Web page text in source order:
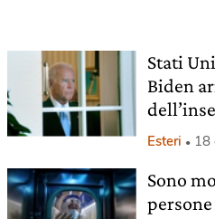
Stati
Biden
Esteri 18
Sono
persone